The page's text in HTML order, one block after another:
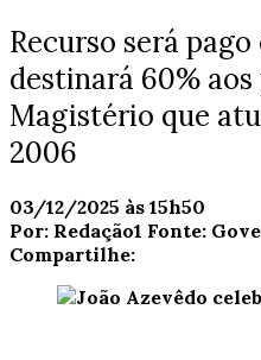
Recurso será
destinará 60%
Magistério que
2006
03/12/2025 às 15h50
Por: Redação1 Fonte:
Compartilhe: